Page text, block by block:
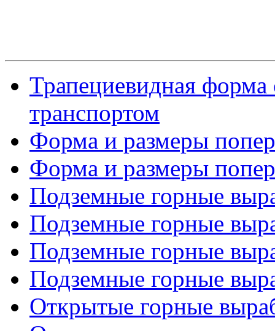
Трапециевидная форма
транспортом
Форма и размеры
Форма и размеры
Подземные горные
Подземные горные
Подземные горные
Подземные горные
Открытые горные